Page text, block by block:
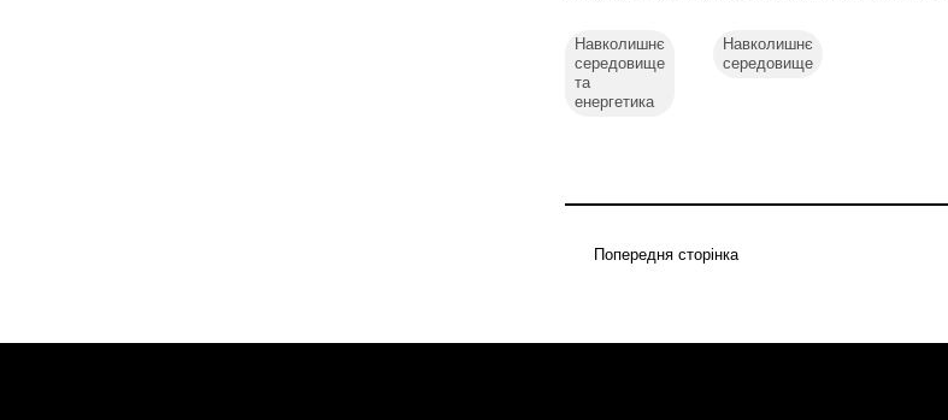
Навколишнє
середовище
та
енергетика
Навколишнє
середовище
Попередня сторінка
сторінки